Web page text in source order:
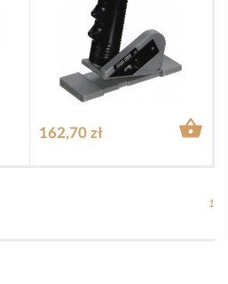
162,70 zł 
1